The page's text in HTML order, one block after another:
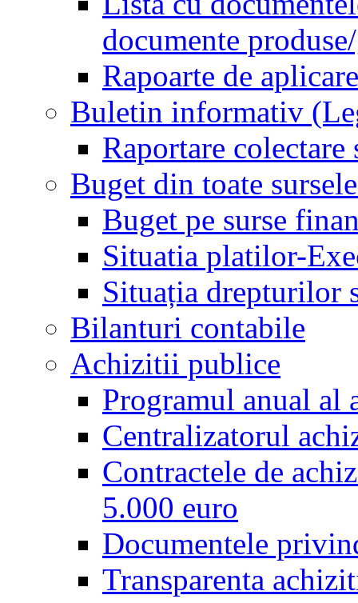
documente
Rapoarte de
Buletin informativ
Raportare colectare
Buget din toate
Buget pe surse
Situatia platilor-
Situația drepturilor
Bilanturi contabile
Achizitii publice
Programul anual
Centralizatorul
Contractele de
5.000 euro
Documentele
Transparenta